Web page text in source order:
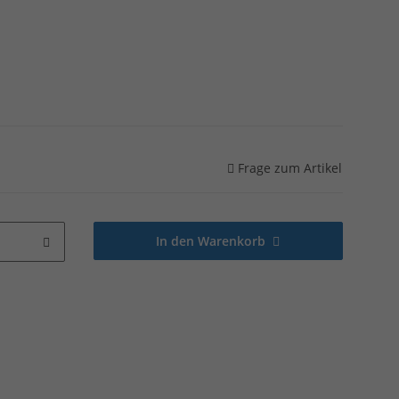
Frage zum Artikel
In den Warenkorb